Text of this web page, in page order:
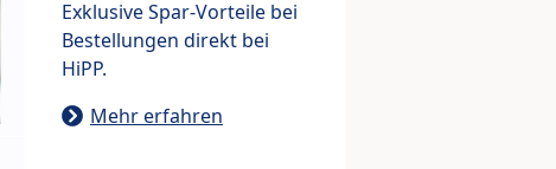
Exklusive Spar-Vorteile bei
Bestellungen direkt bei
HiPP.
Mehr erfahren